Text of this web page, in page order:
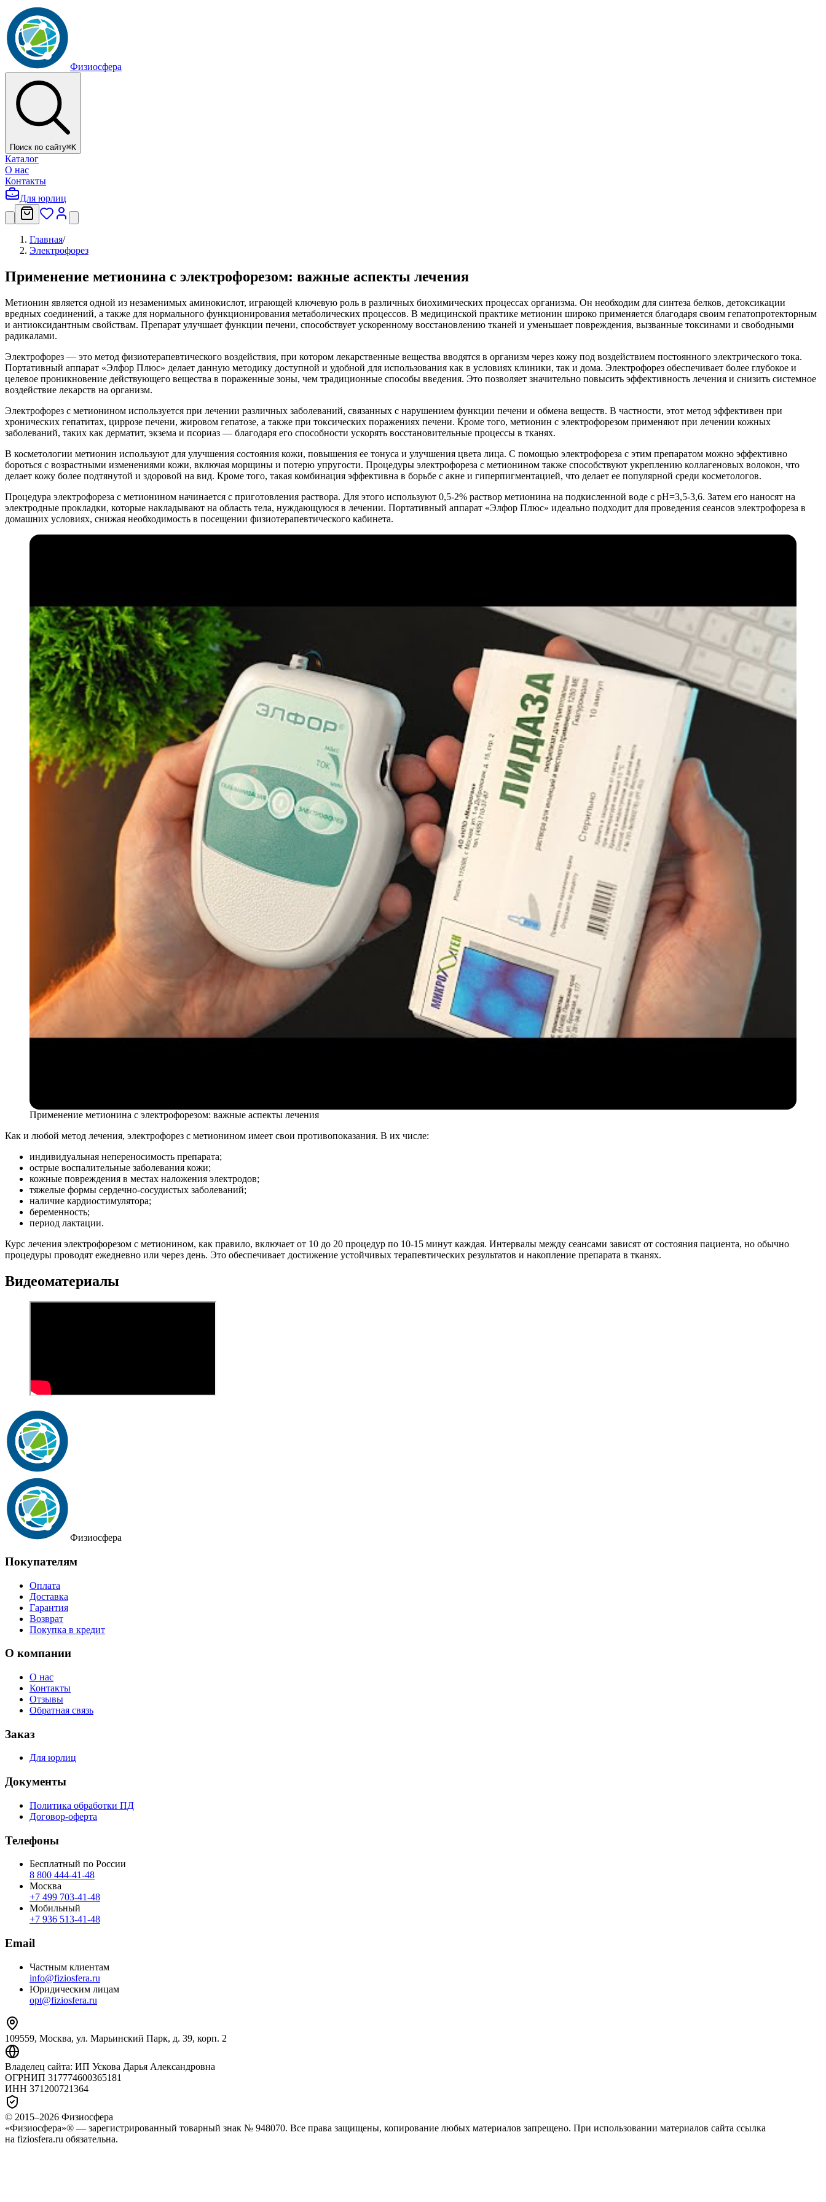
Физиосфера
Поиск по сайту⌘K
Каталог
О нас
Контакты
Для юрлиц
Главная/
Электрофорез
Применение метионина с электрофорезом: важные аспекты лечения
Метионин является одной из незаменимых аминокислот, играющей ключевую роль в различных биохимических процессах организма. Он необходим для синтеза белков, детоксикации
вредных соединений, а также для нормального функционирования метаболических процессов. В медицинской практике метионин широко применяется благодаря своим гепатопротекторным
и антиоксидантным свойствам. Препарат улучшает функции печени, способствует ускоренному восстановлению тканей и уменьшает повреждения, вызванные токсинами и свободными
радикалами.
Электрофорез — это метод физиотерапевтического воздействия, при котором лекарственные вещества вводятся в организм через кожу под воздействием постоянного электрического тока.
Портативный аппарат «Элфор Плюс» делает данную методику доступной и удобной для использования как в условиях клиники, так и дома. Электрофорез обеспечивает более глубокое и
целевое проникновение действующего вещества в пораженные зоны, чем традиционные способы введения. Это позволяет значительно повысить эффективность лечения и снизить системное
воздействие лекарств на организм.
Электрофорез с метионином используется при лечении различных заболеваний, связанных с нарушением функции печени и обмена веществ. В частности, этот метод эффективен при
хронических гепатитах, циррозе печени, жировом гепатозе, а также при токсических поражениях печени. Кроме того, метионин с электрофорезом применяют при лечении кожных
заболеваний, таких как дерматит, экзема и псориаз — благодаря его способности ускорять восстановительные процессы в тканях.
В косметологии метионин используют для улучшения состояния кожи, повышения ее тонуса и улучшения цвета лица. С помощью электрофореза с этим препаратом можно эффективно
бороться с возрастными изменениями кожи, включая морщины и потерю упругости. Процедуры электрофореза с метионином также способствуют укреплению коллагеновых волокон, что
делает кожу более подтянутой и здоровой на вид. Кроме того, такая комбинация эффективна в борьбе с акне и гиперпигментацией, что делает ее популярной среди косметологов.
Процедура электрофореза с метионином начинается с приготовления раствора. Для этого используют 0,5-2% раствор метионина на подкисленной воде с pH=3,5-3,6. Затем его наносят на
электродные прокладки, которые накладывают на область тела, нуждающуюся в лечении. Портативный аппарат «Элфор Плюс» идеально подходит для проведения сеансов электрофореза в
домашних условиях, снижая необходимость в посещении физиотерапевтического кабинета.
Применение метионина с электрофорезом: важные аспекты лечения
Как и любой метод лечения, электрофорез с метионином имеет свои противопоказания. В их числе:
индивидуальная непереносимость препарата;
острые воспалительные заболевания кожи;
кожные повреждения в местах наложения электродов;
тяжелые формы сердечно-сосудистых заболеваний;
наличие кардиостимулятора;
беременность;
период лактации.
Курс лечения электрофорезом с метионином, как правило, включает от 10 до 20 процедур по 10-15 минут каждая. Интервалы между сеансами зависят от состояния пациента, но обычно
процедуры проводят ежедневно или через день. Это обеспечивает достижение устойчивых терапевтических результатов и накопление препарата в тканях.
Видеоматериалы
Физиосфера
Покупателям
Оплата
Доставка
Гарантия
Возврат
Покупка в кредит
О компании
О нас
Контакты
Отзывы
Обратная связь
Заказ
Для юрлиц
Документы
Политика обработки ПД
Договор-оферта
Телефоны
Бесплатный по России
8 800 444‑41‑48
Москва
+7 499 703‑41‑48
Мобильный
+7 936 513‑41‑48
Email
Частным клиентам
info@fiziosfera.ru
Юридическим лицам
opt@fiziosfera.ru
109559, Москва, ул. Марьинский Парк, д. 39, корп. 2
Владелец сайта: ИП Ускова Дарья Александровна
ОГРНИП 317774600365181
ИНН 371200721364
© 2015–2026 Физиосфера
«Физиосфера»® — зарегистрированный товарный знак № 948070. Все права защищены, копирование любых материалов запрещено. При использовании материалов сайта ссылка
на fiziosfera.ru обязательна.